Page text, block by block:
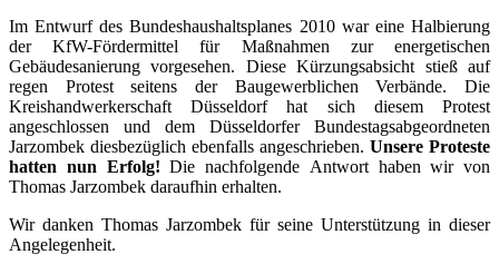
Im Entwurf des Bundeshaushaltsplanes 2010 war eine Halbierung
der KfW-Fördermittel für Maßnahmen zur energetischen
Gebäudesanierung vorgesehen. Diese Kürzungsabsicht stieß auf
regen Protest seitens der Baugewerblichen Verbände. Die
Kreishandwerkerschaft Düsseldorf hat sich diesem Protest
angeschlossen und dem Düsseldorfer Bundestagsabgeordneten
Jarzombek diesbezüglich ebenfalls angeschrieben. Unsere Proteste
hatten nun Erfolg! Die nachfolgende Antwort haben wir von
Thomas Jarzombek daraufhin erhalten.
Wir danken Thomas Jarzombek für seine Unterstützung in dieser
Angelegenheit.